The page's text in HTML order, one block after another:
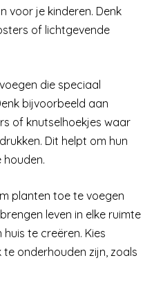
voor je kinderen. Denk
of lichtgevende
die speciaal
bijvoorbeeld aan
of knutselhoekjes waar
Dit helpt om hun
houden.
planten toe te voegen
leven in elke ruimte
te creëren. Kies
onderhouden zijn, zoals